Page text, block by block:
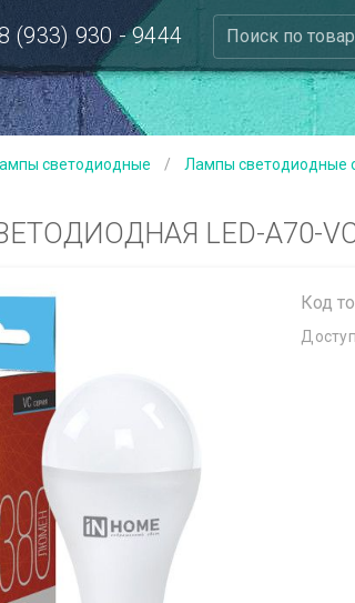
(933) 930 - 9444 Поиск по
светодиодные / Лампы светодиодные
LED-A70-
Код